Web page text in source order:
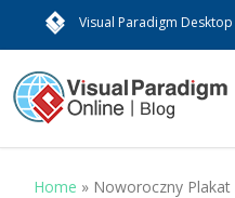
Visual Paradigm Desktop
Home » Noworoczny Plakat